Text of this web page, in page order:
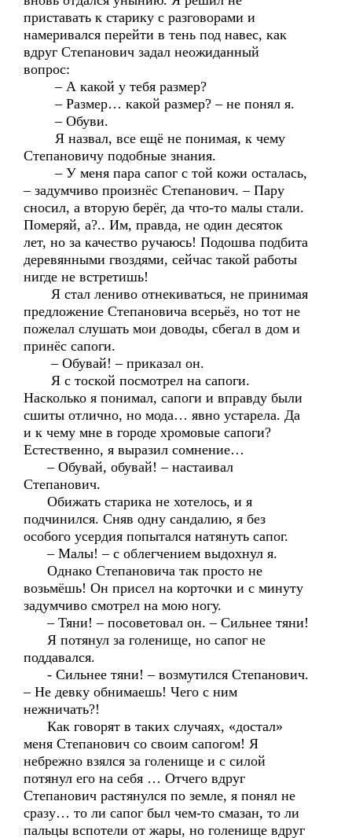
приставать к старику с разговорами и
намеривался перейти в тень под навес, как
вдруг Степанович задал неожиданный
вопрос:
– А какой у тебя размер?
– Размер… какой размер? – не понял я.
– Обуви.
Я назвал, все ещё не понимая, к чему
Степановичу подобные знания.
– У меня пара сапог с той кожи осталась,
– задумчиво произнёс Степанович. – Пару
сносил, а вторую берёг, да что-то малы стали.
Померяй, а?.. Им, правда, не один десяток
лет, но за качество ручаюсь! Подошва подбита
деревянными гвоздями, сейчас такой работы
нигде не встретишь!
Я стал лениво отнекиваться, не принимая
предложение Степановича всерьёз, но тот не
пожелал слушать мои доводы, сбегал в дом и
принёс сапоги.
– Обувай! – приказал он.
Я с тоской посмотрел на сапоги.
Насколько я понимал, сапоги и вправду были
сшиты отлично, но мода… явно устарела. Да
и к чему мне в городе хромовые сапоги?
Естественно, я выразил сомнение…
– Обувай, обувай! – настаивал
Степанович.
Обижать старика не хотелось, и я
подчинился. Сняв одну сандалию, я без
особого усердия попытался натянуть сапог.
– Малы! – с облегчением выдохнул я.
Однако Степановича так просто не
возьмёшь! Он присел на корточки и с минуту
задумчиво смотрел на мою ногу.
– Тяни! – посоветовал он. – Сильнее тяни!
Я потянул за голенище, но сапог не
поддавался.
- Сильнее тяни! – возмутился Степанович.
– Не девку обнимаешь! Чего с ним
нежничать?!
Как говорят в таких случаях, «достал»
меня Степанович со своим сапогом! Я
небрежно взялся за голенище и с силой
потянул его на себя … Отчего вдруг
Степанович растянулся по земле, я понял не
сразу… то ли сапог был чем-то смазан, то ли
пальцы вспотели от жары, но голенище вдруг